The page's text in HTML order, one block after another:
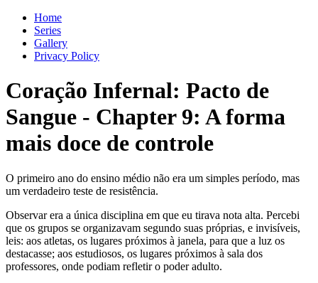
Home
Series
Gallery
Privacy Policy
Coração Infernal: Pacto de
Sangue - Chapter 9: A forma
mais doce de controle
O primeiro ano do ensino médio não era um simples período, mas
um verdadeiro teste de resistência.
Observar era a única disciplina em que eu tirava nota alta. Percebi
que os grupos se organizavam segundo suas próprias, e invisíveis,
leis: aos atletas, os lugares próximos à janela, para que a luz os
destacasse; aos estudiosos, os lugares próximos à sala dos
professores, onde podiam refletir o poder adulto.